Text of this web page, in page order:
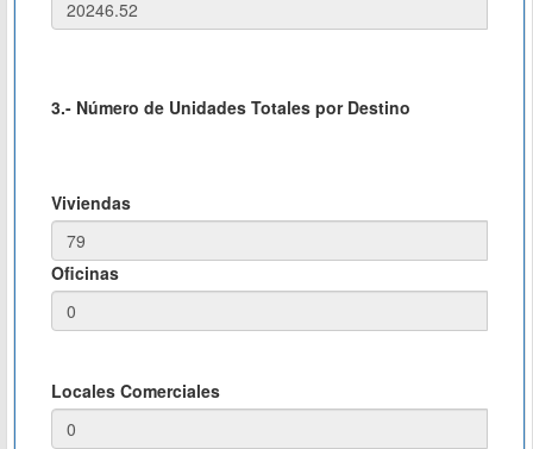
3.- Número de Unidades Totales por Destino
Viviendas
Oficinas
Locales Comerciales